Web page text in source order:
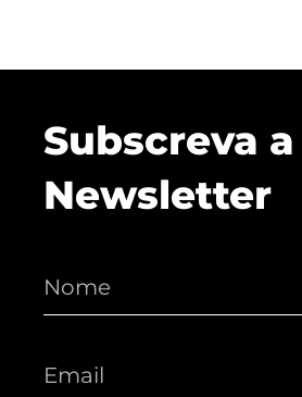
Subscreva a
Newsletter